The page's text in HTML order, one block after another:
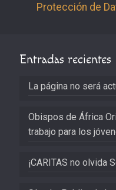
Protección de
Entradas recientes
La página no será
Obispos de África
trabajo para los
¡CARITAS no olvida